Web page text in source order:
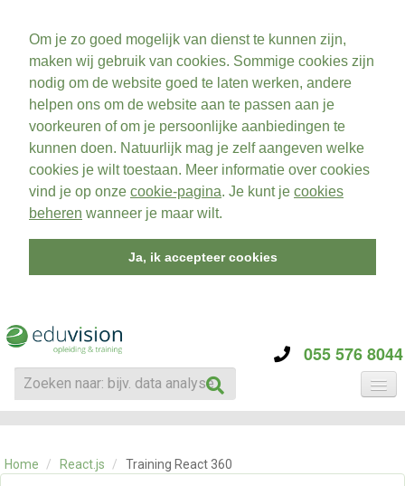
Om je zo goed mogelijk van dienst te kunnen zijn,
maken wij gebruik van cookies. Sommige cookies zijn
nodig om de website goed te laten werken, andere
helpen ons om de website aan te passen aan je
voorkeuren of om je persoonlijke aanbiedingen te
kunnen doen. Natuurlijk mag je zelf aangeven welke
cookies je wilt toestaan. Meer informatie over cookies
vind je op onze cookie-pagina. Je kunt je cookies
beheren wanneer je maar wilt.
Ja, ik accepteer cookies
055 576 8044
CATEGORIE
OVER ONS
Home / React.js / Training React 360